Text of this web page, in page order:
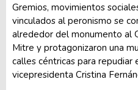
Gremios, movimientos
vinculados al peronismo se
alrededor del monumento al
Mitre y protagonizaron una
calles céntricas para
vicepresidenta Cristina